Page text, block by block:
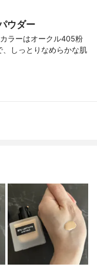
ウダー
ラーはオークル405粉
しっとりなめらかな肌